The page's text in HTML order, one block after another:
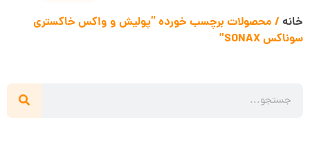
خانه / محصولات برچسب خورده “پولیش و واکس خاکستری
سوناکس SONAX”